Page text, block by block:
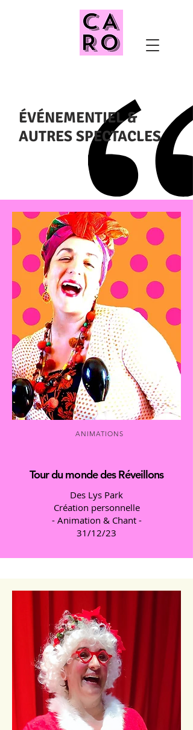
ÉVÉNEMENTIEL &
AUTRES SPECTACLES
ANIMATIONS
Tour du mondedes Réveillons
Des Lys Park
Création personnelle
- Animation & Chant -
31/12/23